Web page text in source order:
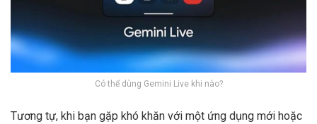
Có thể dùng Gemini Live khi nào?
Tương tự, khi bạn gặp khó khăn với một ứng dụng mới hoặc